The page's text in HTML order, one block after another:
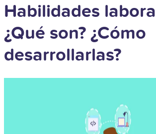
Habilidades
¿Qué son? ¿Cómo
desarrollarlas?